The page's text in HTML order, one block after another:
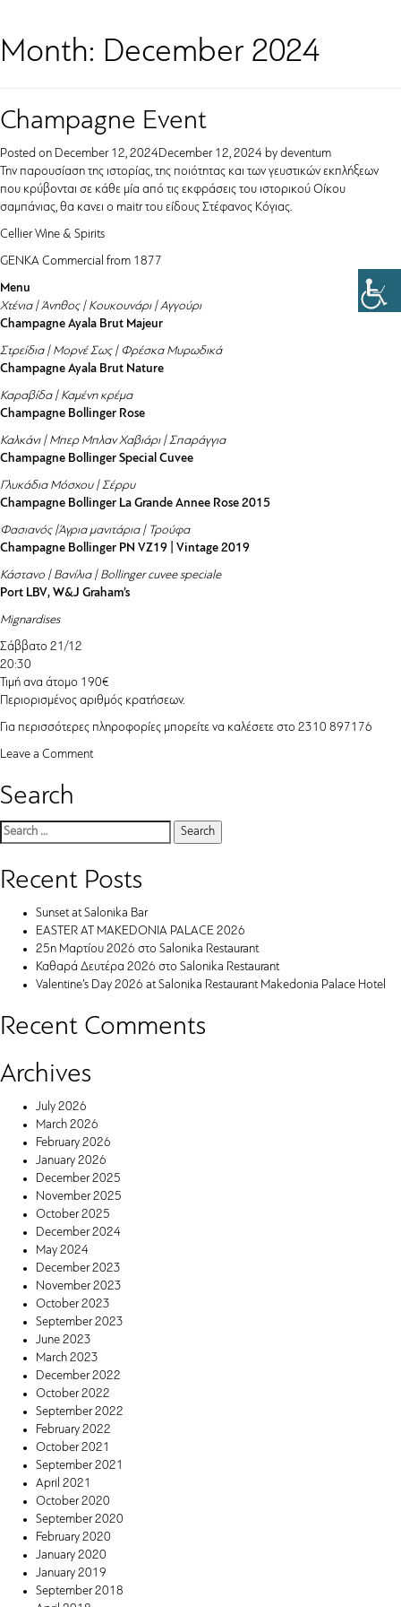
Month: December 2024
Champagne Event
Posted on December 12, 2024December 12, 2024 by deventum
Την παρουσίαση της ιστορίας, της ποιότητας και των γευστικών εκπλήξεων
που κρύβονται σε κάθε μία από τις εκφράσεις του ιστορικού Οίκου
σαμπάνιας, θα κανει ο maitr του είδους Στέφανος Κόγιας.
Cellier Wine & Spirits
GENKA Commercial from 1877
Menu
Χτένια | Άνηθος | Κουκουνάρι | Αγγούρι
Champagne Ayala Brut Majeur
Στρείδια | Μορνέ Σως | Φρέσκα Μυρωδικά
Champagne Ayala Brut Nature
Καραβίδα | Καμένη κρέμα
Champagne Bollinger Rose
Καλκάνι | Μπερ Μπλαν Χαβιάρι | Σπαράγγια
Champagne Bollinger Special Cuvee
Γλυκάδια Μόσχου | Σέρρυ
Champagne Bollinger La Grande Annee Rose 2015
Φασιανός |Άγρια μανιτάρια | Τρούφα
Champagne Bollinger PN VZ19 | Vintage 2019
Κάστανο | Βανίλια | Bollinger cuvee speciale
Port LBV, W&J Graham’s
Mignardises
Σάββατο 21/12
20:30
Τιμή ανα άτομο 190€
Περιορισμένος αριθμός κρατήσεων.
Για περισσότερες πληροφορίες μπορείτε να καλέσετε στο 2310 897176
Leave a Commenton
Search
Search
for:
Recent Posts
Sunset at Salonika Bar
EASTER AT MAKEDONIA PALACE 2026
25η Μαρτίου 2026 στο Salonika Restaurant
Καθαρά Δευτέρα 2026 στο Salonika Restaurant
Valentine’s Day 2026 at Salonika Restaurant Makedonia Palace Hotel
Recent Comments
Archives
July 2026
March 2026
February 2026
January 2026
December 2025
November 2025
October 2025
December 2024
May 2024
December 2023
November 2023
October 2023
September 2023
June 2023
March 2023
December 2022
October 2022
September 2022
February 2022
October 2021
September 2021
April 2021
October 2020
September 2020
February 2020
January 2020
January 2019
September 2018